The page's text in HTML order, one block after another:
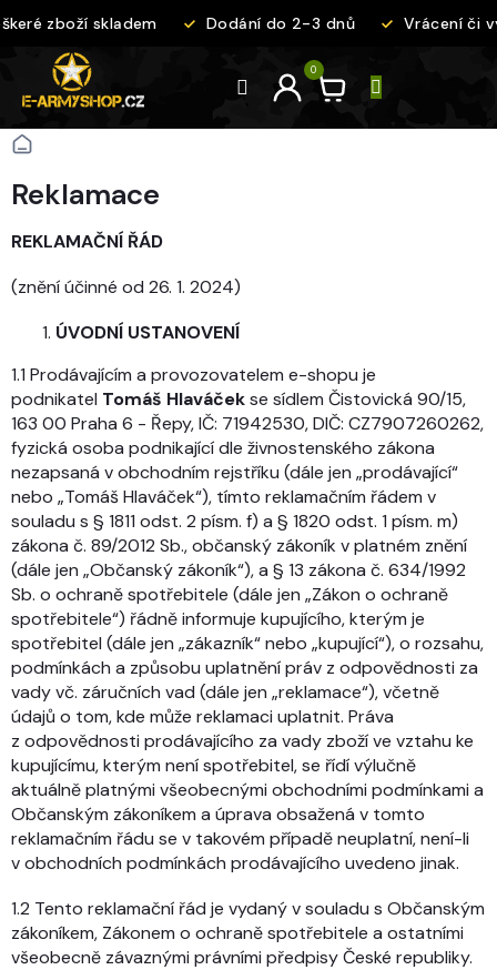
nazboží skladem Dodání do 2-3 dnů Vrácení či
Reklamace
REKLAMAČNÍ ŘÁD
(znění účinné od 26. 1. 2024)
ÚVODNÍ USTANOVENÍ
1.1 Prodávajícím a provozovatelem e-shopu je
podnikatel Tomáš Hlaváčekse sídlem Čistovická 90/15,
163 00 Praha 6 - Řepy, IČ: 71942530, DIČ: CZ7907260262,
fyzická osoba podnikající dle živnostenského zákona
nezapsaná v obchodním rejstříku (dále jen „prodávající“
nebo „Tomáš Hlaváček“), tímto reklamačním řádem v
souladu s § 1811 odst. 2 písm. f) a § 1820 odst. 1 písm. m)
zákona č. 89/2012 Sb., občanský zákoník v platném znění
(dále jen „Občanský zákoník“), a § 13 zákona č. 634/1992
Sb. o ochraně spotřebitele (dále jen „Zákon o ochraně
spotřebitele“) řádně informuje kupujícího, kterým je
spotřebitel (dále jen „zákazník“ nebo „kupující“), o rozsahu,
podmínkách a způsobu uplatnění práv z odpovědnosti za
vady vč. záručních vad (dále jen „reklamace“), včetně
údajů o tom, kde může reklamaci uplatnit. Práva
z odpovědnosti prodávajícího za vady zboží ve vztahu ke
kupujícímu, kterým není spotřebitel, se řídí výlučně
aktuálně platnými všeobecnými obchodními podmínkami a
Občanským zákoníkem a úprava obsažená v tomto
reklamačním řádu se v takovém případě neuplatní, není-li
v obchodních podmínkách prodávajícího uvedeno jinak.
1.2 Tento reklamační řád je vydaný v souladu s Občanským
zákoníkem, Zákonem o ochraně spotřebitele a ostatními
všeobecně závaznými právními předpisy České republiky.